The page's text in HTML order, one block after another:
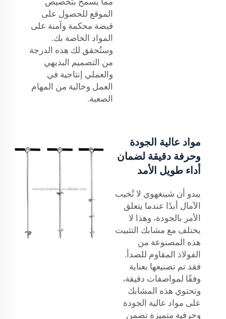
الموقع للحصول على
قبضة محكمة وآمنة على
المواد الخاصة بك.
وستُحقق لك هذه الدرجة
من التصميم البديهي
والعملي إنتاجية في
العمل وخالية من المهام
الصعبة.
مواد عالية الجودة
وحرفة دقيقة لضمان
أداء طويل الأمد
يبدو أن شينغهوي لا تُخيب
الآمال أبدًا عندما يتعلق
الأمر بالجودة، وهذا لا
يختلف مع مشابك التثبيت
هذه المصنوعة من
الفولاذ المقاوم للصدأ.
فقد تم تصنيعها بعناية
وفقًا لمواصفات دقيقة،
وتحتوي هذه المشابك
على مواد عالية الجودة
وحرفية متميزة تضمن